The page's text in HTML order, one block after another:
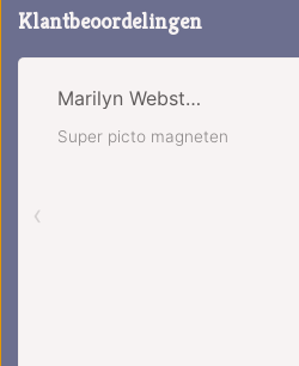
Klantbeoordelingen